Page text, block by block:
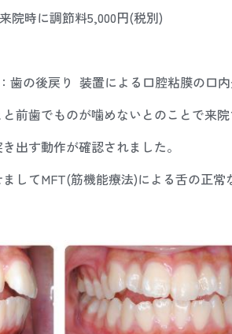
院時に調節料5,000円(税別)
歯の後戻り 装置による口腔粘膜の口
前歯でものが噛めないとのことで来院
出す動作が確認されました。
してMFT(筋機能療法)による舌の正